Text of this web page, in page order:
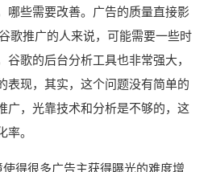
哪些需要改善。广告的质量直接影
歌推广的人来说，可能需要一些时
歌的后台分析工具也非常强大，
表现，其实，这个问题没有简单的
广，光靠技术和分析是不够的，这
。
得很多广告主获得曝光的难度增